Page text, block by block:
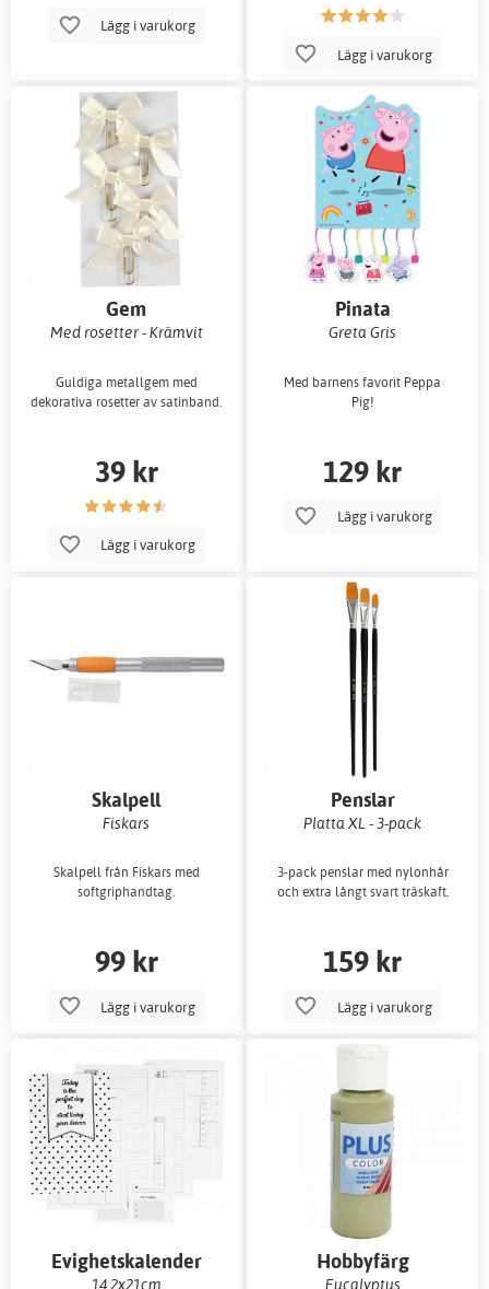
Lägg i varukorg
Lägg i varukorg
Gem
Med rosetter - Krämvit
Guldiga metallgem med
dekorativa rosetter av satinband.
39 kr
Lägg i varukorg
Pinata
Greta Gris
Med barnens favorit Peppa
Pig!
129 kr
Lägg i varukorg
Skalpell
Fiskars
Skalpell från Fiskars med
softgriphandtag.
99 kr
Lägg i varukorg
Penslar
Platta XL - 3-pack
3-pack penslar med nylonhår
och extra långt svart träskaft.
159 kr
Lägg i varukorg
Evighetskalender
14,2x21cm
Hobbyfärg
Eucalyptus